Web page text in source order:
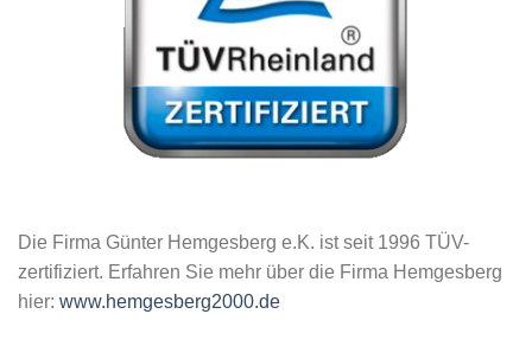
Die Firma Günter Hemgesberg e.K. ist seit 1996 TÜV-
zertifiziert. Erfahren Sie mehr über die Firma Hemgesberg
hier: www.hemgesberg2000.de